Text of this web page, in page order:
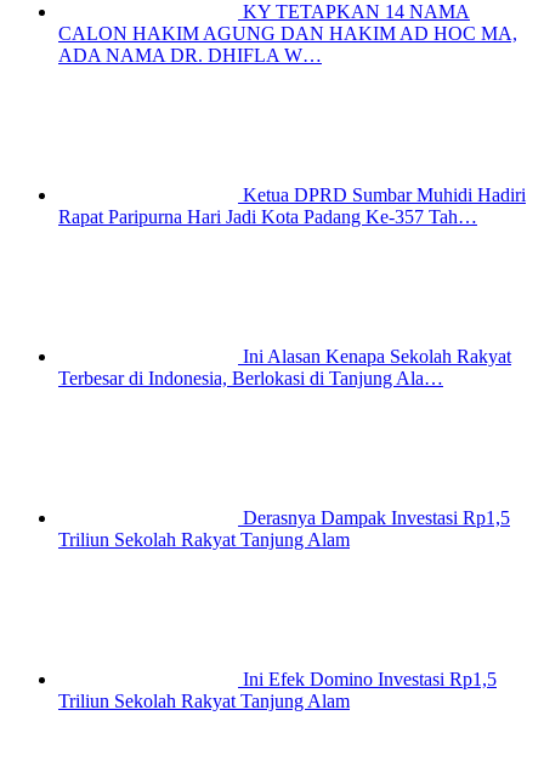
KY TETAPKAN 14 NAMA
CALON HAKIM AGUNG DAN HAKIM AD HOC MA,
ADA NAMA DR. DHIFLA W…
Ketua DPRD Sumbar Muhidi Hadiri
Rapat Paripurna Hari Jadi Kota Padang Ke-357 Tah…
Ini Alasan Kenapa Sekolah Rakyat
Terbesar di Indonesia, Berlokasi di Tanjung Ala…
Derasnya Dampak Investasi Rp1,5
Triliun Sekolah Rakyat Tanjung Alam
Ini Efek Domino Investasi Rp1,5
Triliun Sekolah Rakyat Tanjung Alam